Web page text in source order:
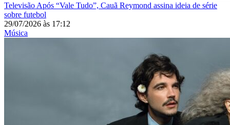
Televisão Após “Vale Tudo”, Cauã Reymond assina ideia de série
sobre futebol
29/07/2026 às 17:12
Música